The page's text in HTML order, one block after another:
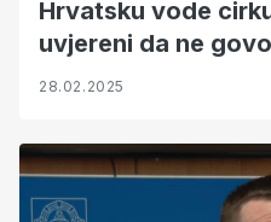
Hrvatsku vode
uvjereni da ne
jasno je na koga je
28.02.2025